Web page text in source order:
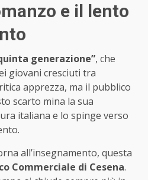
e il lento
generazione”, che
giovani cresciuti tra
apprezza, ma il pubblico
scarto mina la sua
italiana e lo spinge verso
all’insegnamento, questa
Commerciale di Cesena.